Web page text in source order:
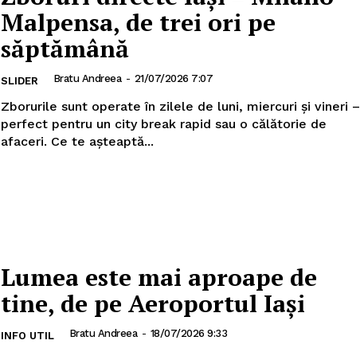
Utile
Malpensa, de trei ori pe
săptămână
SLIDER Bratu Andreea - 21/07/2026 7:07
Zborurile sunt operate în zilele de luni, miercuri și vineri –
perfect pentru un city break rapid sau o călătorie de
afaceri. Ce te așteaptă...
Lumea este mai aproape de
tine, de pe Aeroportul Iași
INFO UTIL Bratu Andreea - 18/07/2026 9:33